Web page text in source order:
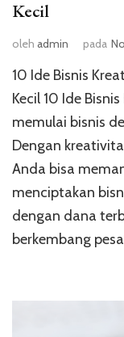
Kecil
oleh admin pada
10 Ide Bisnis
Kecil 10 Ide
memulai bisnis
Dengan
Anda bisa
menciptakan
dengan dana
berkembang